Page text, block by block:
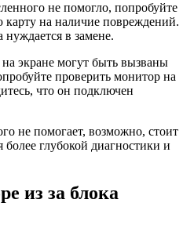
не помогло, попробуйте
на наличие повреждений.
в замене.
экране могут быть вызваны
проверить монитор на
что он подключен
не помогает, возможно, стоит
более глубокой диагностики и
из за блока